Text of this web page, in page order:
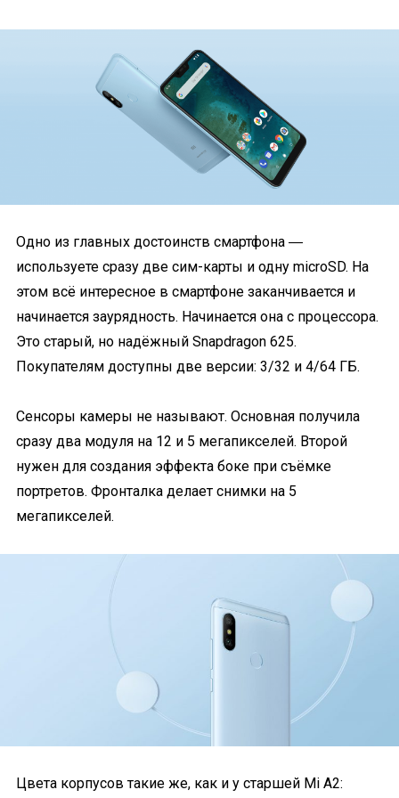
Одно из главных достоинств смартфона ―
используете сразу две сим-карты и одну microSD. На
этом всё интересное в смартфоне заканчивается и
начинается заурядность. Начинается она с процессора.
Это старый, но надёжный Snapdragon 625.
Покупателям доступны две версии: 3/32 и 4/64 ГБ.
Сенсоры камеры не называют. Основная получила
сразу два модуля на 12 и 5 мегапикселей. Второй
нужен для создания эффекта боке при съёмке
портретов. Фронталка делает снимки на 5
мегапикселей.
Цвета корпусов такие же, как и у старшей Mi A2: